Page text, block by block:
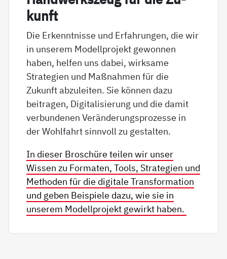
kunft
Die Erkenntnisse und Erfahrungen, die wir
in unserem Modellprojekt gewonnen
haben, helfen uns dabei, wirksame
Strategien und Maßnahmen für die
Zukunft abzuleiten. Sie können dazu
beitragen, Digitalisierung und die damit
verbundenen Veränderungsprozesse in
der Wohlfahrt sinnvoll zu gestalten.
In dieser Broschüre teilen wir unser
Wissen zu Formaten, Tools, Strategien und
Methoden für die digitale Transformation
und geben Beispiele dazu, wie sie in
unserem Modellprojekt gewirkt haben.